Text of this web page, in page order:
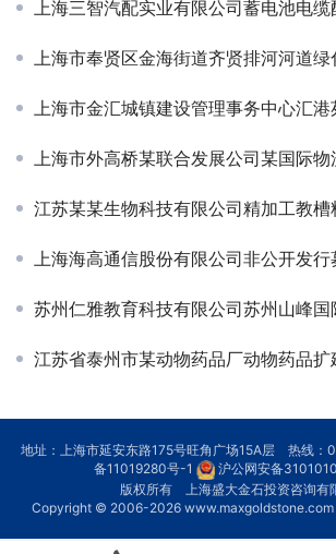
上海三智汽配实业有限公司蓄电池电
上海市奉贤区金海街道齐贤排河河道绿化
上海市金汇城镇建设管理事务中心汇港苑电动
上海市外高桥某联合发展公司某国际
江苏某某生物科技有限公司精加工教槽料、配合料
上海海高通信股份有限公司非公开发行募投
苏州仁雅教育科技有限公司苏州山峰国际
江苏省泰州市某动物药品厂动物药品
地址：上海市延安东路175号旺角广场15A层 热线
备11019280号-1
沪公网安备
版权所有 上海盛大金石投资咨询有
Copyright © 2006-2026 www.maxgoldstone.com